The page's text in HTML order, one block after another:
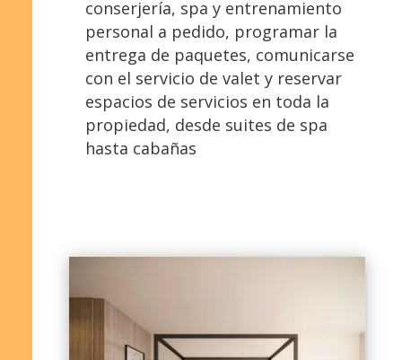
conserjería, spa y entrenamiento
personal a pedido, programar la
entrega de paquetes, comunicarse
con el servicio de valet y reservar
espacios de servicios en toda la
propiedad, desde suites de spa
hasta cabañas